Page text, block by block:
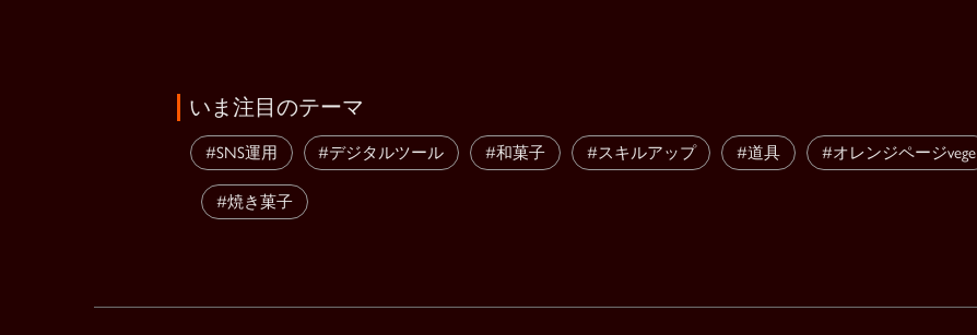
いま注目のテーマ
#SNS運用 #デジタルツール #和菓子 #スキルアップ #道具 #オレンジページvege
#焼き菓子